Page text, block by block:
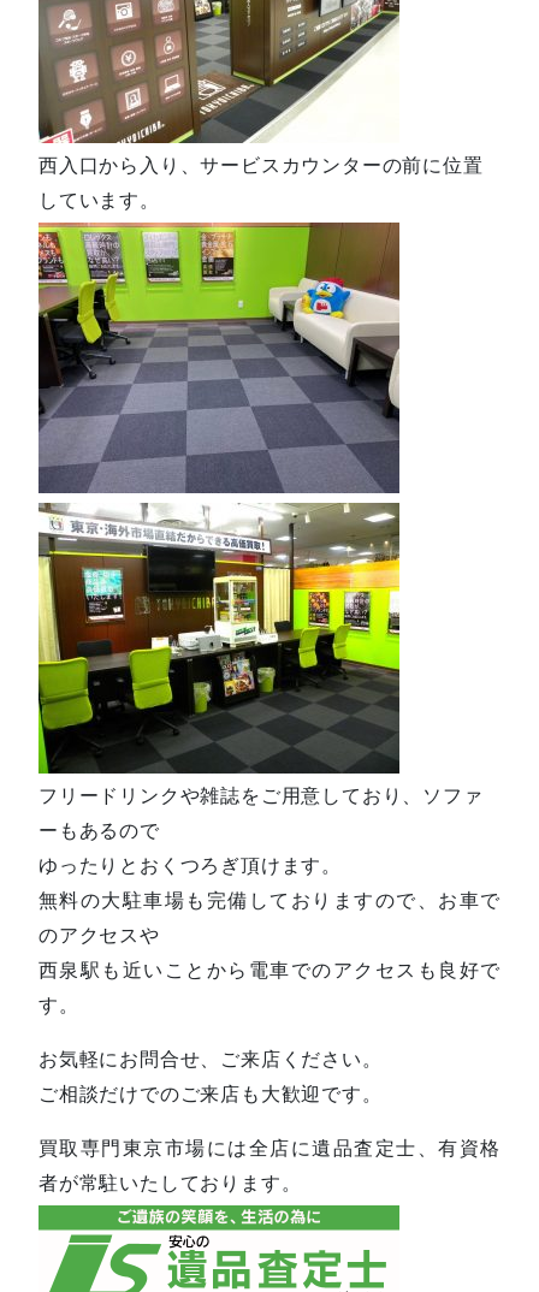
西入口から入り、サービスカウンターの前に位置
しています。
フリードリンクや雑誌をご用意しており、ソファ
ーもあるので
ゆったりとおくつろぎ頂けます。
無料の大駐車場も完備しておりますので、お車で
のアクセスや
西泉駅も近いことから電車でのアクセスも良好で
す。
お気軽にお問合せ、ご来店ください。
ご相談だけでのご来店も大歓迎です。
買取専門東京市場には全店に遺品査定士、有資格
者が常駐いたしております。